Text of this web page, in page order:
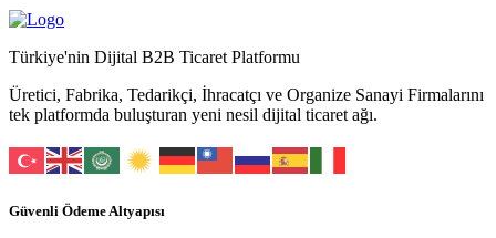
Türkiye'nin Dijital B2B Ticaret Platformu
Üretici, Fabrika, Tedarikçi, İhracatçı ve Organize Sanayi Firmalarını
tek platformda buluşturan yeni nesil dijital ticaret ağı.
Güvenli Ödeme Altyapısı